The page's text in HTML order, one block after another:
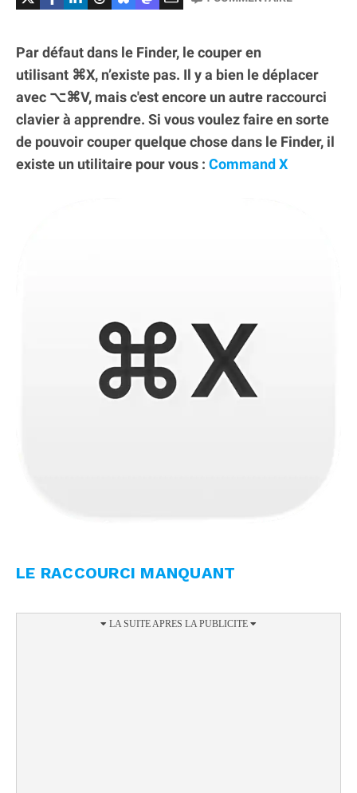
Par défaut dans le Finder, le couper en
utilisant ⌘X, n’existe pas. Il y a bien le déplacer
avec ⌥⌘V, mais c'est encore un autre raccourci
clavier à apprendre. Si vous voulez faire en sorte
de pouvoir couper quelque chose dans le Finder, il
existe un utilitaire pour vous : Command X
LE RACCOURCI MANQUANT